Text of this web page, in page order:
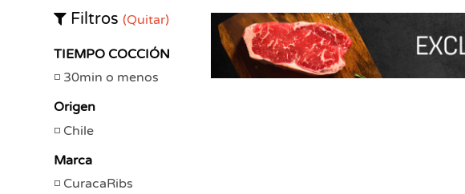
Filtros (Quitar)
TIEMPO COCCIÓN
30min o menos
Origen
Chile
Marca
CuracaRibs